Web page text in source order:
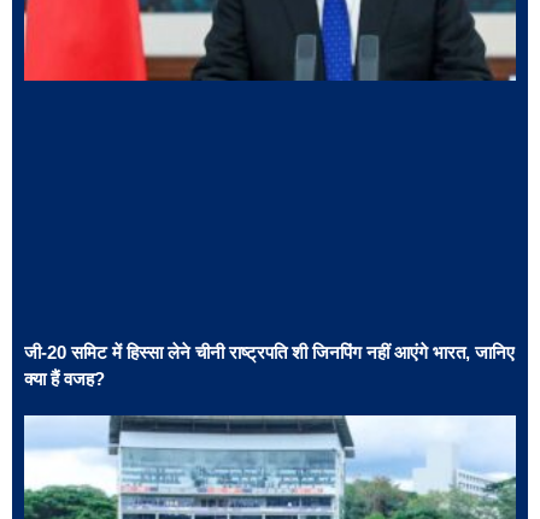
जी-20 समिट में हिस्सा लेने चीनी राष्ट्रपति शी जिनपिंग नहीं आएंगे भारत, जानिए
क्या हैं वजह?